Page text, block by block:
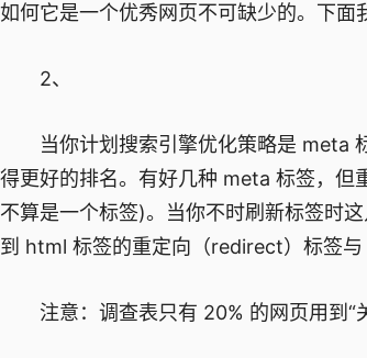
如何它是一个优秀网页不可缺少的。下面
2、
当你计划搜索引擎优化策略是 meta 标
得更好的排名。有好几种 meta 标签，
不算是一个标签)。当你不时刷新标签时
到 html 标签的重定向（redirect）标签
注意：调查表只有 20% 的网页用到“